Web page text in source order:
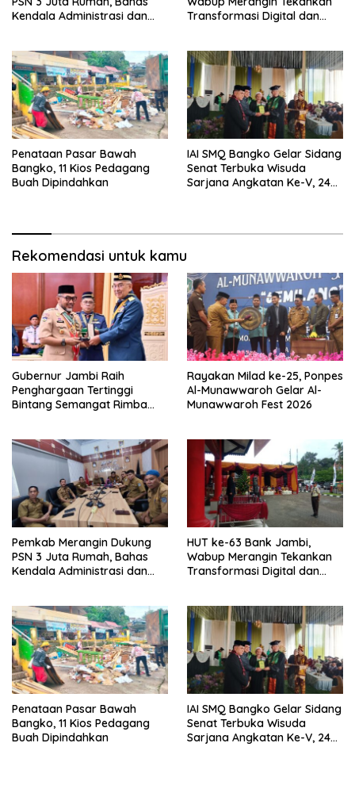
Kendala Administrasi dan
Transformasi Digital dan
Penataan Pasar Bawah
Bangko, 11 Kios Pedagang
Buah Dipindahkan
IAI SMQ Bangko Gelar Sidang
Senat Terbuka Wisuda
Sarjana Angkatan Ke-V, 243
Rekomendasi untuk kamu
Gubernur Jambi Raih
Penghargaan Tertinggi
Bintang Semangat Rimba
Rayakan Milad ke-25, Ponpes
Al-Munawwaroh Gelar Al-
Munawwaroh Fest 2026
Pemkab Merangin Dukung
PSN 3 Juta Rumah, Bahas
Kendala Administrasi dan
HUT ke-63 Bank Jambi,
Wabup Merangin Tekankan
Transformasi Digital dan
Penataan Pasar Bawah
Bangko, 11 Kios Pedagang
Buah Dipindahkan
IAI SMQ Bangko Gelar Sidang
Senat Terbuka Wisuda
Sarjana Angkatan Ke-V, 243